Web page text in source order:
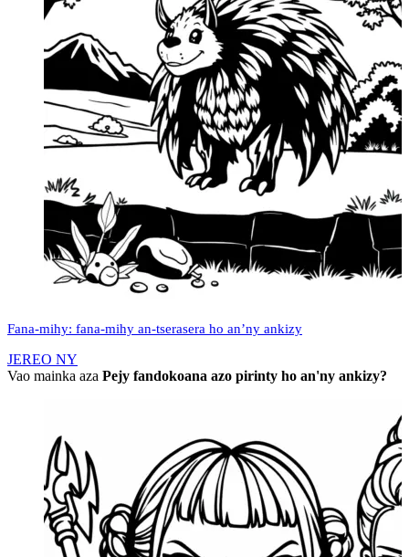
Fana-mihy: fana-mihy an-tserasera ho an’ny ankizy
JEREO NY
Vao mainka aza Pejy fandokoana azo pirinty ho an'ny ankizy?